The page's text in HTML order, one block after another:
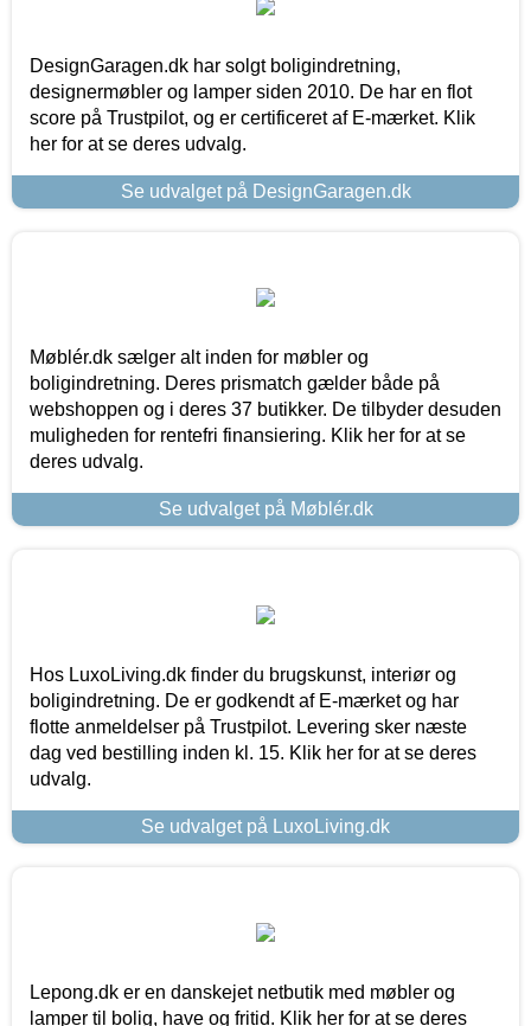
DesignGaragen.dk har solgt boligindretning,
designermøbler og lamper siden 2010. De har en flot
score på Trustpilot, og er certificeret af E-mærket. Klik
her for at se deres udvalg.
Se udvalget på DesignGaragen.dk
Møblér.dk sælger alt inden for møbler og
boligindretning. Deres prismatch gælder både på
webshoppen og i deres 37 butikker. De tilbyder desuden
muligheden for rentefri finansiering. Klik her for at se
deres udvalg.
Se udvalget på Møblér.dk
Hos LuxoLiving.dk finder du brugskunst, interiør og
boligindretning. De er godkendt af E-mærket og har
flotte anmeldelser på Trustpilot. Levering sker næste
dag ved bestilling inden kl. 15. Klik her for at se deres
udvalg.
Se udvalget på LuxoLiving.dk
Lepong.dk er en danskejet netbutik med møbler og
lamper til bolig, have og fritid. Klik her for at se deres